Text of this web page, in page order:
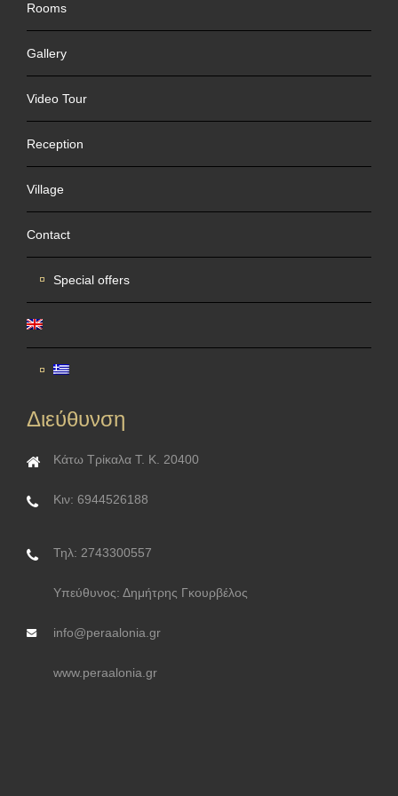
Rooms
Gallery
Video Tour
Reception
Village
Contact
Special offers
Διεύθυνση
Κάτω Τρίκαλα Τ. Κ. 20400
Κιν: 6944526188
Τηλ: 2743300557
Υπεύθυνος: Δημήτρης Γκουρβέλος
info@peraalonia.gr
www.peraalonia.gr